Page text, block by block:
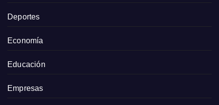
Deportes
Economía
Educación
Empresas